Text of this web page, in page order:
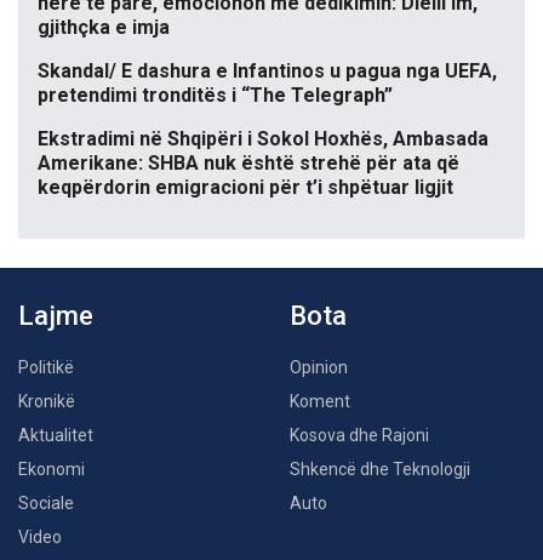
gjithçka e imja
Skandal/ E dashura e Infantinos u pagua nga UEFA,
pretendimi tronditës i “The Telegraph”
Ekstradimi në Shqipëri i Sokol Hoxhës, Ambasada
Amerikane: SHBA nuk është strehë për ata që
keqpërdorin emigracioni për t’i shpëtuar ligjit
Lajme
Politikë
Kronikë
Aktualitet
Ekonomi
Sociale
Video
Bota
Opinion
Koment
Kosova dhe Rajoni
Shkencë dhe Teknologji
Auto